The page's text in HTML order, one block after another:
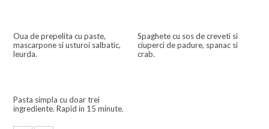
Oua de prepelita cu paste,
mascarpone si usturoi salbatic,
leurda.
Spaghete cu sos de creveti si
ciuperci de padure, spanac si
crab.
Pasta simpla cu doar trei
ingrediente. Rapid in 15 minute.